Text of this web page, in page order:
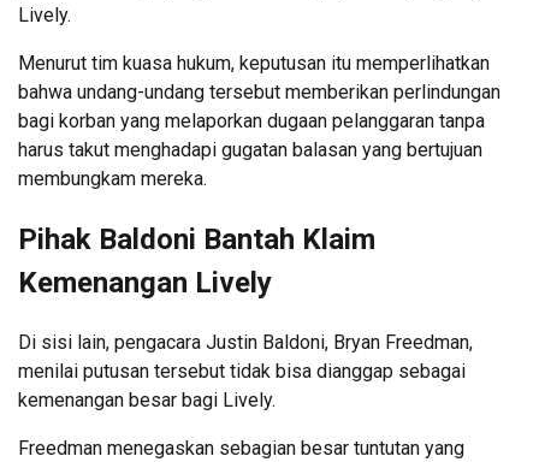
Lively.
Menurut tim kuasa hukum, keputusan itu memperlihatkan
bahwa undang-undang tersebut memberikan perlindungan
bagi korban yang melaporkan dugaan pelanggaran tanpa
harus takut menghadapi gugatan balasan yang bertujuan
membungkam mereka.
Pihak Baldoni Bantah Klaim
Kemenangan Lively
Di sisi lain, pengacara Justin Baldoni, Bryan Freedman,
menilai putusan tersebut tidak bisa dianggap sebagai
kemenangan besar bagi Lively.
Freedman menegaskan sebagian besar tuntutan yang